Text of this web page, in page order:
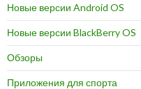
Новые версии Android OS
Новые версии BlackBerry OS
Обзоры
Приложения для спорта